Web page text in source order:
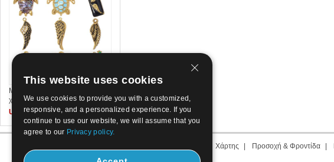
Μενταγιόν από ανοξείδωτο
χάλυβα
US$ 2.21~3.62
Χάρτης Προσοχή & Φροντίδα
This website uses cookies
We use cookies to provide you with a customized,
responsive, and a personalized experience. If you
continue to use our website, we will assume that you
agree to our Privacy policy.